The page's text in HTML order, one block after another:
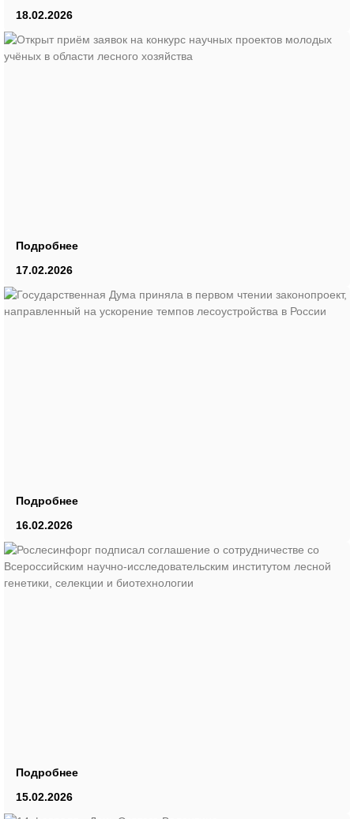
18.02.2026
Подробнее
17.02.2026
Подробнее
16.02.2026
Подробнее
15.02.2026